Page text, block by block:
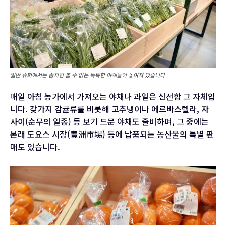
일반 슈퍼에서는 좀처럼 볼 수 없는 독특한 야채들이 놓여져 있습니다
매일 아침 농가에서 가져오는 야채나 과일은 신선함 그 자체입
니다. 갖가지 감귤류를 비롯해 고추냉이나 에르바스텔라, 자
사이(순무의 일종) 등 보기 드문 야채도 줄비하며, 그 중에는
본래 도요스 시장(豊洲市場) 등에 납품되는 농산물의 특별 판
매도 있습니다.